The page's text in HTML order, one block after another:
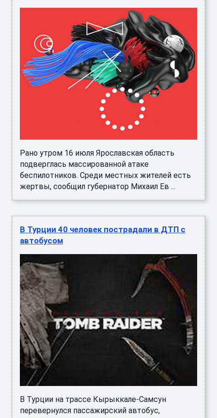
Рано утром 16 июля Ярославская область
подверглась массированной атаке
беспилотников. Среди местных жителей есть
жертвы, сообщил губернатор Михаил Ев ...
В Турции 40 человек пострадали в ДТП с
автобусом
В Турции на трассе Кырыккале-Самсун
перевернулся пассажирский автобус,